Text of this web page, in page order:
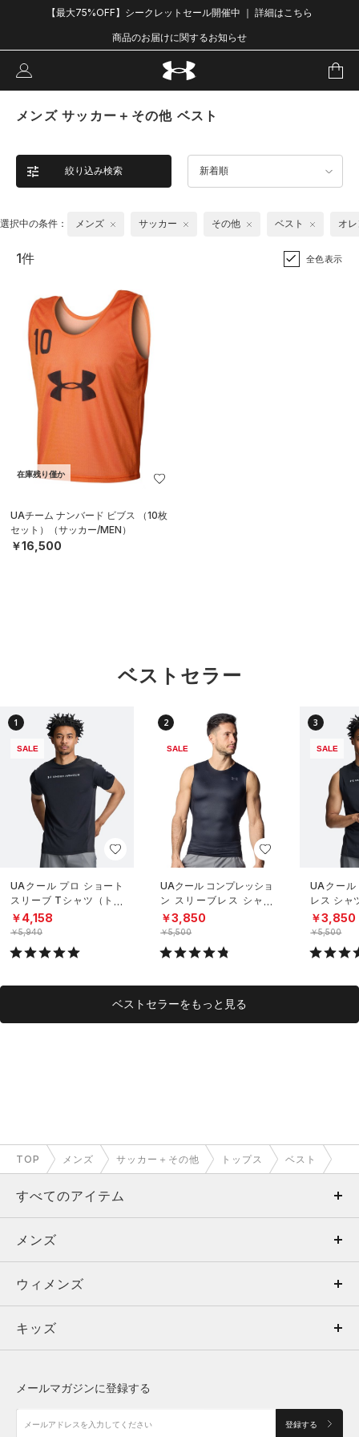
【最大75%OFF】シークレットセール開催中 ｜ 詳細はこちら
商品のお届けに関するお知らせ
メンズ サッカー＋その他 ベスト
絞り込み検索 新着順
選択中の条件： メンズ サッカー その他 ベスト オ
1件 全色表示
在庫残り僅か
UAチーム ナンバード ビブス （10枚
セット）（サッカー/MEN）
￥16,500
ベストセラー
1
SALE
UAクール プロ ショート
スリーブ Tシャツ（トレ
ーニング/MEN）
￥4,158
￥5,940
2
SALE
UAクール コンプレッショ
ン スリーブレス シャツ
（トレーニング/MEN）
￥3,850
￥5,500
3
SALE
UAクール
レス シャ
グ/MEN）
￥3,850
￥5,500
ベストセラーをもっと見る
TOP メンズ サッカー＋その他 トップス ベスト
すべてのアイテム
メンズ
ウィメンズ
キッズ
アクセサリー
メンズ
トップス
ボトムス
アクセサリー
ウィメンズ
トップス
シューズ
キッズ
メールマガジンに登録する
登録する